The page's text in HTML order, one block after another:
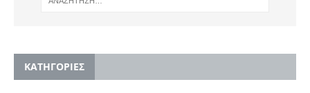
KΑΤΗΓΟΡΙΕΣ